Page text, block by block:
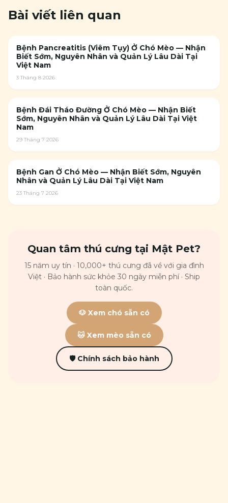
Bài viết liên quan
Bệnh Pancreatitis (Viêm Tụy) Ở Chó Mèo — Nhận
Biết Sớm, Nguyên Nhân và Quản Lý Lâu Dài Tại
Việt Nam
3 Tháng 8 2026
Bệnh Đái Tháo Đường Ở Chó Mèo — Nhận Biết
Sớm, Nguyên Nhân và Quản Lý Lâu Dài Tại Việt
Nam
29 Tháng 7 2026
Bệnh Gan Ở Chó Mèo — Nhận Biết Sớm, Nguyên
Nhân và Quản Lý Lâu Dài Tại Việt Nam
23 Tháng 7 2026
Quan tâm thú cưng tại Mật Pet?
15 năm uy tín · 10,000+ thú cưng đã về với gia đình
Việt · Bảo hành sức khỏe 30 ngày miễn phí · Ship
toàn quốc.
🐶 Xem chó sẵn có
🐱 Xem mèo sẵn có
🛡 Chính sách bảo hành